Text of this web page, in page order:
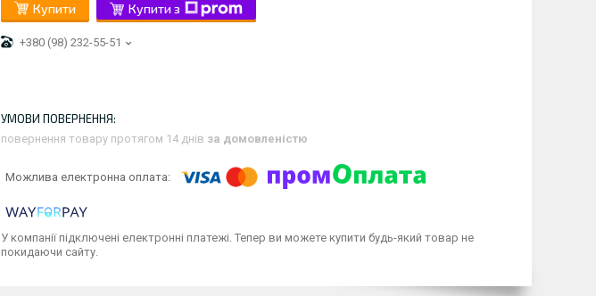
Купити Купити з
+380 (98) 232-55-51
повернення товару протягом 14 днів за домовленістю
У компанії підключені електронні платежі. Тепер ви можете купити будь-який товар не
покидаючи сайту.